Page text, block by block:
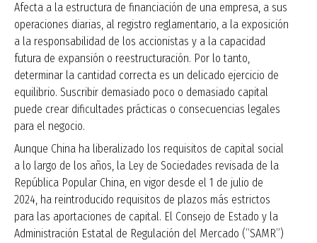
Afecta a la estructura de financiación de una empresa, a sus
operaciones diarias, al registro reglamentario, a la exposición
a la responsabilidad de los accionistas y a la capacidad
futura de expansión o reestructuración. Por lo tanto,
determinar la cantidad correcta es un delicado ejercicio de
equilibrio. Suscribir demasiado poco o demasiado capital
puede crear dificultades prácticas o consecuencias legales
para el negocio.
Aunque China ha liberalizado los requisitos de capital social
a lo largo de los años, la Ley de Sociedades revisada de la
República Popular China, en vigor desde el 1 de julio de
2024, ha reintroducido requisitos de plazos más estrictos
para las aportaciones de capital. El Consejo de Estado y la
Administración Estatal de Regulación del Mercado (“SAMR”)